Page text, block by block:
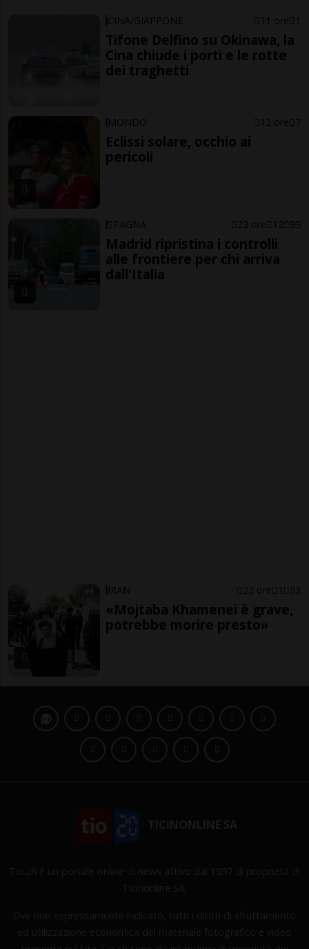
CINA/GIAPPONE 11 ore 1
Tifone Delfino su Okinawa, la
Cina chiude i porti e le rotte
dei traghetti
MONDO 12 ore 7
Eclissi solare, occhio ai
pericoli
SPAGNA 23 ore 12 99
Madrid ripristina i controlli
alle frontiere per chi arriva
dall'Italia
IRAN 23 ore 1 53
«Mojtaba Khamenei è grave,
potrebbe morire presto»